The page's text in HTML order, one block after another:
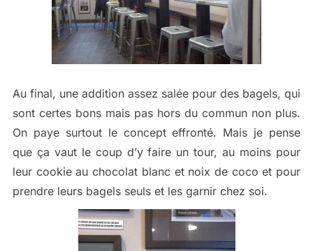
Au final, une addition assez salée pour des bagels, qui
sont certes bons mais pas hors du commun non plus.
On paye surtout le concept effronté. Mais je pense
que ça vaut le coup d’y faire un tour, au moins pour
leur cookie au chocolat blanc et noix de coco et pour
prendre leurs bagels seuls et les garnir chez soi.